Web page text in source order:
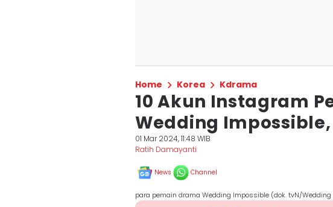
Home Korea Kdrama
10 Akun Instagram
Wedding
01 Mar 2024, 11:48 WIB
Ratih Damayanti
News Channel
para pemain drama Wedding Impossible (dok. tvN/